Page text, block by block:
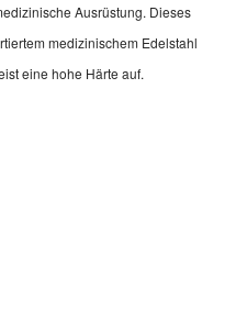
Ausrüstung. Dieses
medizinischem Edelstahl
eine hohe Härte auf.